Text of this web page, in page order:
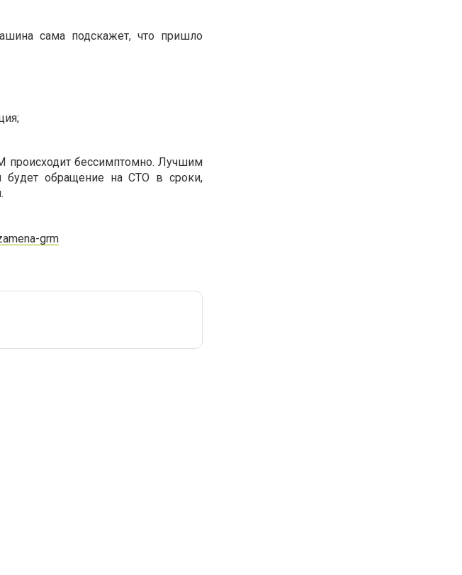
сама подскажет, что пришло
происходит бессимптомно. Лучшим
будет обращение на СТО в сроки,
grm